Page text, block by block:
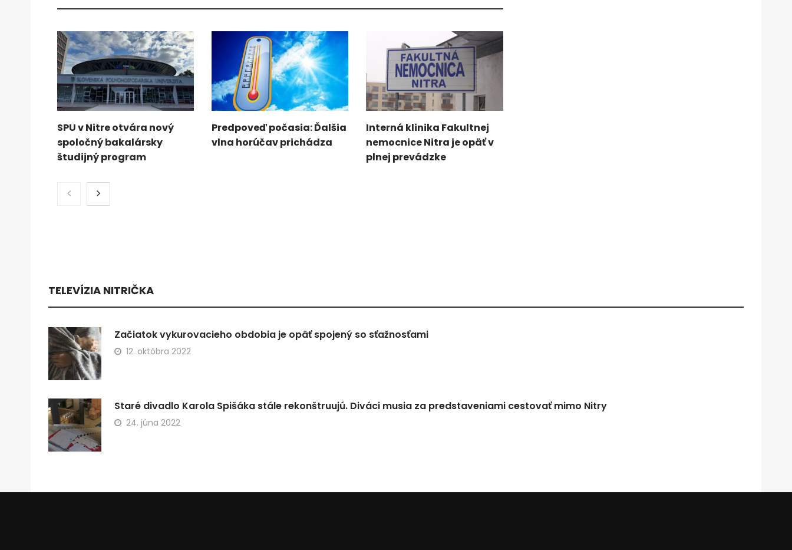
SPU v Nitre otvára nový
spoločný bakalársky
študijný program
Predpoveď počasia: Ďalšia
vlna horúčav prichádza
Interná klinika Fakultnej
nemocnice Nitra je opäť v
plnej prevádzke
TELEVÍZIA NITRIČKA
Začiatok vykurovacieho obdobia je opäť spojený so sťažnosťami
12. októbra 2022
Staré divadlo Karola Spišáka stále rekonštruujú. Diváci musia za predstaveniami cestovať mimo Nitry
24. júna 2022